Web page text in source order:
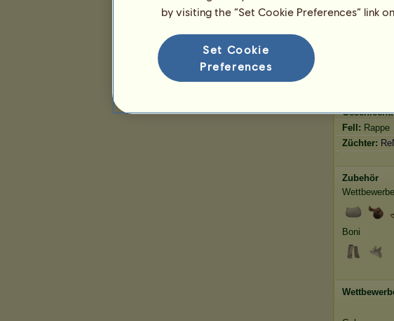
Geschlecht:
Fell: Rappe
Züchter:
Zubehör
Wettbewerbe
Boni
by visiting the “Set Cookie Preferences” link
Set Cookie
Preferences